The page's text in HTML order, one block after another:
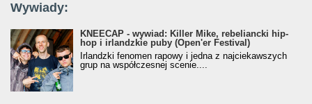
Wywiady:
KNEECAP - wywiad: Killer Mike, rebeliancki hip-
hop i irlandzkie puby (Open'er Festival)
Irlandzki fenomen rapowy i jedna z najciekawszych
grup na współczesnej scenie....